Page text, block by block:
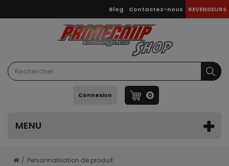
Blog Contactez-nous REVENDEURS
Connexion 0
MENU
Personnalisation de produit